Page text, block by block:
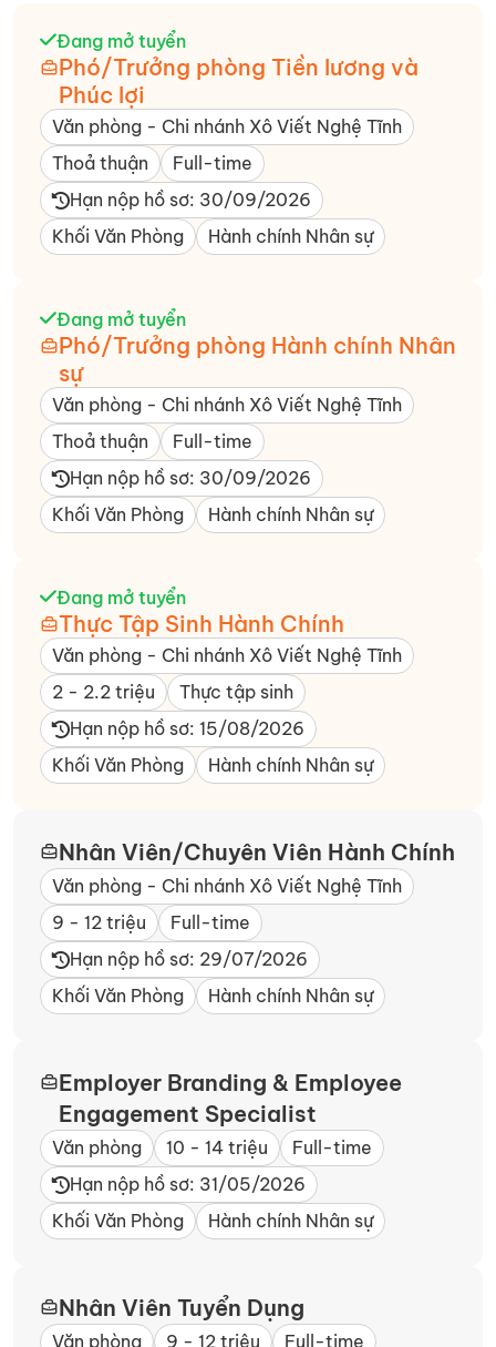
Phó/Trưởng phòng Tiền lương và
Phúc lợi
Đang mở tuyển
Văn phòng - Chi nhánh Xô Viết Nghệ Tĩnh​
Thoả thuận
Full-time
Hạn nộp hồ sơ: 30/09/2026
Khối Văn Phòng
Hành chính Nhân sự
Phó/Trưởng phòng Hành chính Nhân
sự
Đang mở tuyển
Văn phòng - Chi nhánh Xô Viết Nghệ Tĩnh​
Thoả thuận
Full-time
Hạn nộp hồ sơ: 30/09/2026
Khối Văn Phòng
Hành chính Nhân sự
Thực Tập Sinh Hành Chính
Đang mở tuyển
Văn phòng - Chi nhánh Xô Viết Nghệ Tĩnh​
2 - 2.2 triệu
Thực tập sinh
Hạn nộp hồ sơ: 15/08/2026
Khối Văn Phòng
Hành chính Nhân sự
Nhân Viên/Chuyên Viên Hành Chính
Văn phòng - Chi nhánh Xô Viết Nghệ Tĩnh​
9 - 12 triệu
Full-time
Hạn nộp hồ sơ: 29/07/2026
Khối Văn Phòng
Hành chính Nhân sự
Employer Branding & Employee
Engagement Specialist
Văn phòng 10 - 14 triệu
Full-time
Hạn nộp hồ sơ: 31/05/2026
Khối Văn Phòng
Hành chính Nhân sự
Nhân Viên Tuyển Dụng
Văn phòng 9 - 12 triệu Full-time